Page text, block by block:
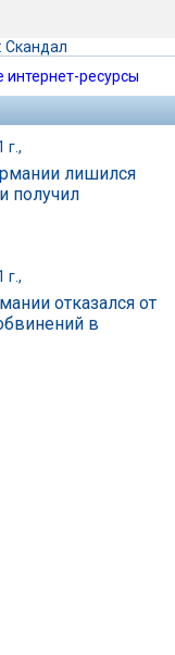
Скандал
ресурсы
г.,
лишился
получил
г.,
отказался от
в